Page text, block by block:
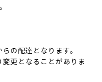
の配達となります。
更となることがありま